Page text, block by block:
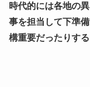
時代的には各地の
事を担当して下準
構重要だったりする